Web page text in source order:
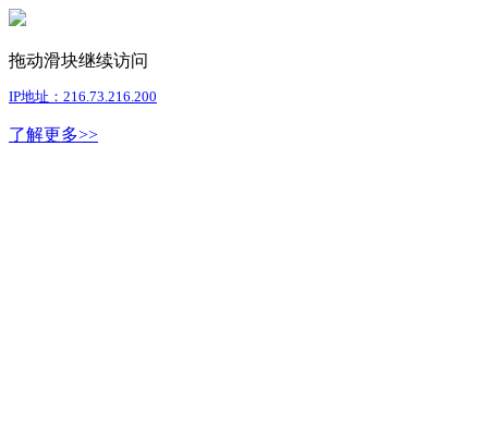
拖动滑块继续访问
IP地址：216.73.216.200
了解更多>>